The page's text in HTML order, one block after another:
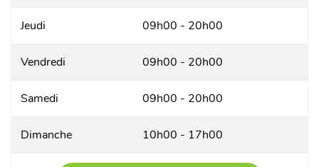
Jeudi 09h00 - 20h00
Vendredi 09h00 - 20h00
Samedi 09h00 - 20h00
Dimanche 10h00 - 17h00